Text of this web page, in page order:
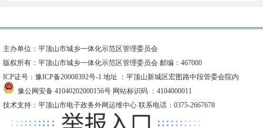
主办单位：平顶山市城乡一体化示范区管理委员会
版权所有：平顶山市城乡一体化示范区管理委员会 邮编：467000
ICP证号：豫ICP备20008392号-1 地址 ：平顶山新城区宏图路中段管委会院内
豫公网安备 41040202000156号 网站标识码 ：4104000011
技术支持：平顶山市电子政务外网运维中心 联系电话：0375-2667678